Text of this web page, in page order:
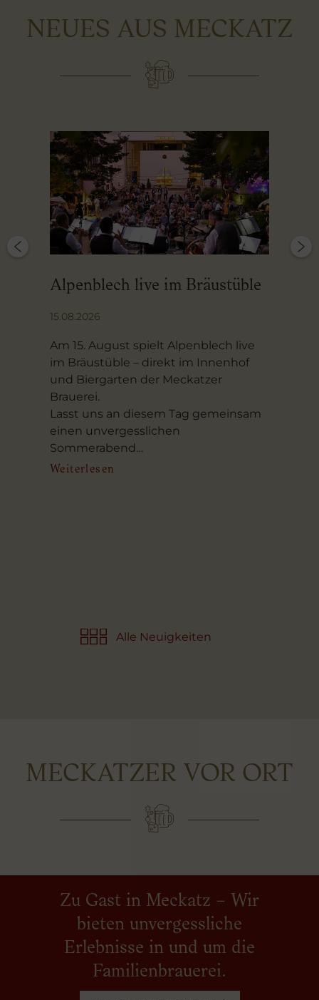
NEUES AUS MECKATZ
Alpenblech live im Bräustüble
15.08.2026
Am 15. August spielt Alpenblech live
im Bräustüble – direkt im Innenhof
und Biergarten der Meckatzer
Brauerei.
Lasst uns an diesem Tag gemeinsam
einen unvergesslichen
Sommerabend…
Weiterlesen
Alle Neuigkeiten
MECKATZER VOR ORT
Zu Gast in Meckatz – Wir
bieten unvergessliche
Erlebnisse in und um die
Familienbrauerei.